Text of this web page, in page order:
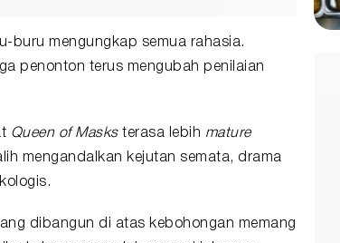
buru mengungkap semua rahasia.
penonton terus mengubah penilaian
Queen of Masksterasa lebih mature
mengandalkan kejutan semata, drama
dibangun di atas kebohongan memang